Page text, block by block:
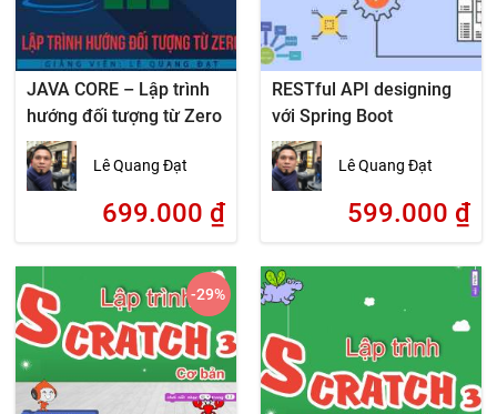
JAVA CORE – Lập trình
hướng đối tượng từ Zero
Lê Quang Đạt
699.000 ₫
RESTful API designing
với Spring Boot
Lê Quang Đạt
599.000 ₫
-29%